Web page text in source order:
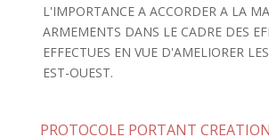
L'IMPORTANCE A ACCORDER A LA
ARMEMENTS DANS LE CADRE DES
EFFECTUES EN VUE D'AMELIORER
EST-OUEST.
PROTOCOLE PORTANT